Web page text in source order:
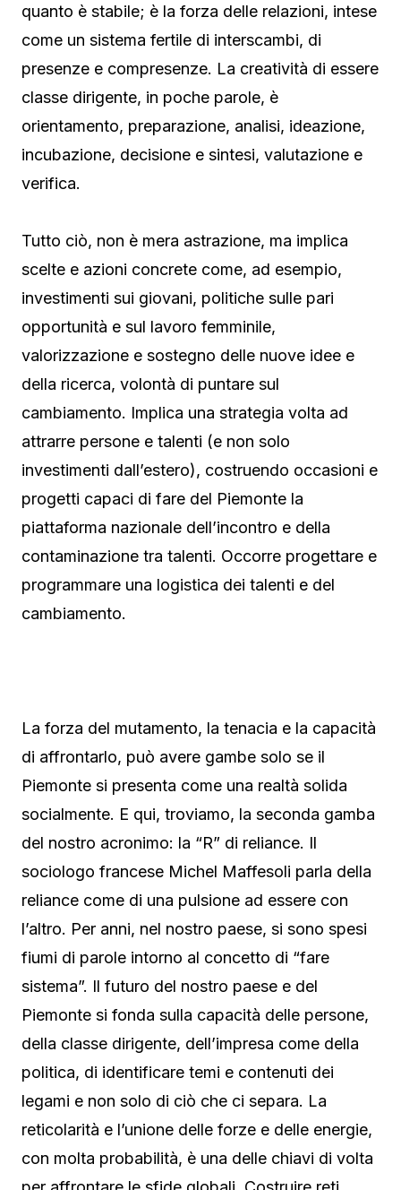
quanto è stabile; è la forza delle relazioni, intese
come un sistema fertile di interscambi, di
presenze e compresenze. La creatività di essere
classe dirigente, in poche parole, è
orientamento, preparazione, analisi, ideazione,
incubazione, decisione e sintesi, valutazione e
verifica.
Tutto ciò, non è mera astrazione, ma implica
scelte e azioni concrete come, ad esempio,
investimenti sui giovani, politiche sulle pari
opportunità e sul lavoro femminile,
valorizzazione e sostegno delle nuove idee e
della ricerca, volontà di puntare sul
cambiamento. Implica una strategia volta ad
attrarre persone e talenti (e non solo
investimenti dall’estero), costruendo occasioni e
progetti capaci di fare del Piemonte la
piattaforma nazionale dell’incontro e della
contaminazione tra talenti. Occorre progettare e
programmare una logistica dei talenti e del
cambiamento.
La forza del mutamento, la tenacia e la capacità
di affrontarlo, può avere gambe solo se il
Piemonte si presenta come una realtà solida
socialmente. E qui, troviamo, la seconda gamba
del nostro acronimo: la “R” di reliance. Il
sociologo francese Michel Maffesoli parla della
reliance come di una pulsione ad essere con
l’altro. Per anni, nel nostro paese, si sono spesi
fiumi di parole intorno al concetto di “fare
sistema”. Il futuro del nostro paese e del
Piemonte si fonda sulla capacità delle persone,
della classe dirigente, dell’impresa come della
politica, di identificare temi e contenuti dei
legami e non solo di ciò che ci separa. La
reticolarità e l’unione delle forze e delle energie,
con molta probabilità, è una delle chiavi di volta